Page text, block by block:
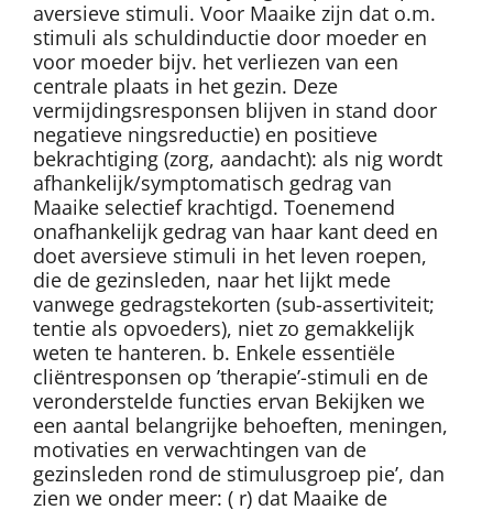
aversieve stimuli. Voor Maaike zijn dat o.m.
stimuli als schuldinductie door moeder en
voor moeder bijv. het verliezen van een
centrale plaats in het gezin. Deze
vermijdingsresponsen blijven in stand door
negatieve ningsreductie) en positieve
bekrachtiging (zorg, aandacht): als nig wordt
afhankelijk/symptomatisch gedrag van
Maaike selectief krachtigd. Toenemend
onafhankelijk gedrag van haar kant deed en
doet aversieve stimuli in het leven roepen,
die de gezinsleden, naar het lijkt mede
vanwege gedragstekorten (sub-assertiviteit;
tentie als opvoeders), niet zo gemakkelijk
weten te hanteren. b. Enkele essentiële
cliëntresponsen op ’therapie’-stimuli en de
veronderstelde functies ervan Bekijken we
een aantal belangrijke behoeften, meningen,
motivaties en verwachtingen van de
gezinsleden rond de stimulusgroep pie’, dan
zien we onder meer: ( r) dat Maaike de